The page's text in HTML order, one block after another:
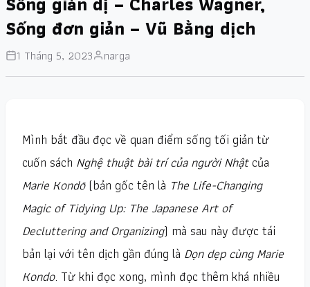
Sống đơn giản – Vũ Bằng dịch
1 Tháng 5, 2023 narga
Mình bắt đầu đọc về quan điểm sống tối giản từ
cuốn sách Nghệ thuật bài trí của người Nhậtcủa
Marie Kondō(bản gốc tên là The Life-Changing
Magic of Tidying Up: The Japanese Art of
Decluttering and Organizing) mà sau này được tái
bản lại với tên dịch gần đúng là Dọn dẹp cùng Marie
Kondo. Từ khi đọc xong, mình đọc thêm khá nhiều